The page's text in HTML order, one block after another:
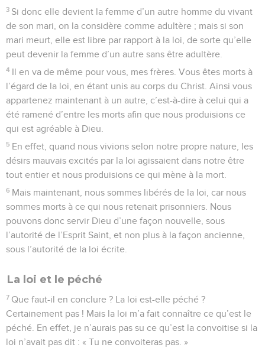
3 Si donc elle devient la femme d’un autre homme du vivant
de son mari, on la considère comme adultère ; mais si son
mari meurt, elle est libre par rapport à la loi, de sorte qu’elle
peut devenir la femme d’un autre sans être adultère.
4 Il en va de même pour vous, mes frères. Vous êtes morts à
l’égard de la loi, en étant unis au corps du Christ. Ainsi vous
appartenez maintenant à un autre, c’est-à-dire à celui qui a
été ramené d’entre les morts afin que nous produisions ce
qui est agréable à Dieu.
5 En effet, quand nous vivions selon notre propre nature, les
désirs mauvais excités par la loi agissaient dans notre être
tout entier et nous produisions ce qui mène à la mort.
6 Mais maintenant, nous sommes libérés de la loi, car nous
sommes morts à ce qui nous retenait prisonniers. Nous
pouvons donc servir Dieu d’une façon nouvelle, sous
l’autorité de l’Esprit Saint, et non plus à la façon ancienne,
sous l’autorité de la loi écrite.
La loi et le péché
7 Que faut-il en conclure ? La loi est-elle péché ?
Certainement pas ! Mais la loi m’a fait connaître ce qu’est le
péché. En effet, je n’aurais pas su ce qu’est la convoitise si la
loi n’avait pas dit : « Tu ne convoiteras pas. »